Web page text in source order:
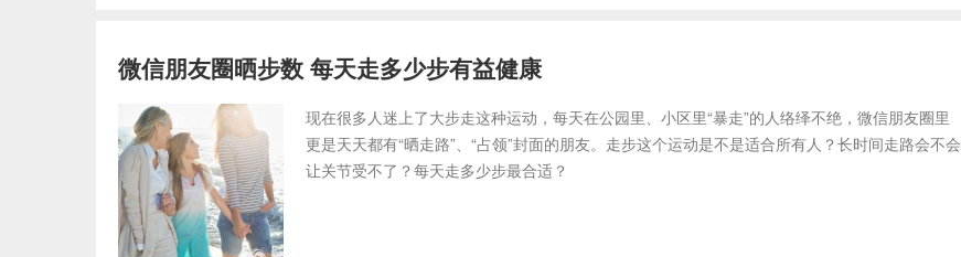
微信朋友圈晒步数 每天走多少步有益健康
现在很多人迷上了大步走这种运动，每天在公园里、小区里“暴走”的人络绎不绝，微信朋友圈里
更是天天都有“晒走路”、“占领”封面的朋友。走步这个运动是不是适合所有人？长时间走路会不会
让关节受不了？每天走多少步最合适？